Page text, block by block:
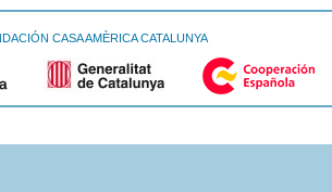
CASA AMÈRICA CATALUNYA